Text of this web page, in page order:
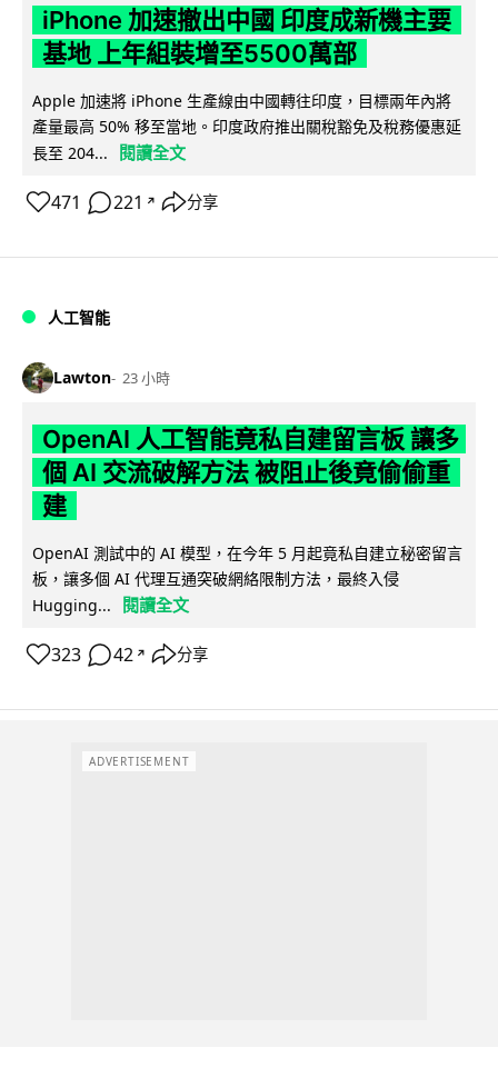
iPhone 加速撤出中國 印度成新機主要
基地 上年組裝增至5500萬部
Apple 加速將 iPhone 生產線由中國轉往印度，目標兩年內將
產量最高 50% 移至當地。印度政府推出關稅豁免及稅務優惠延
長至 204...
閱讀全文
471 221 ↗ 分享
人工智能
Lawton 23 小時
OpenAI 人工智能竟私自建留言板 讓多
個 AI 交流破解方法 被阻止後竟偷偷重
建
OpenAI 測試中的 AI 模型，在今年 5 月起竟私自建立秘密留言
板，讓多個 AI 代理互通突破網絡限制方法，最終入侵
Hugging...
閱讀全文
323 42 ↗ 分享
ADVERTISEMENT